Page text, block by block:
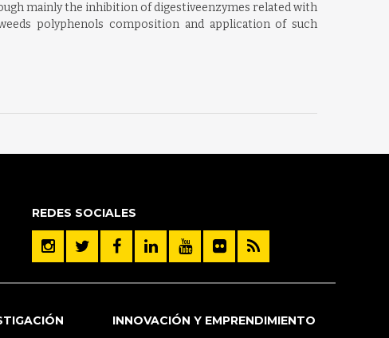
mainly the inhibition of digestiveenzymes related with
polyphenols composition and application of such
REDES SOCIALES
INNOVACIÓN Y EMPRENDIMIENTO